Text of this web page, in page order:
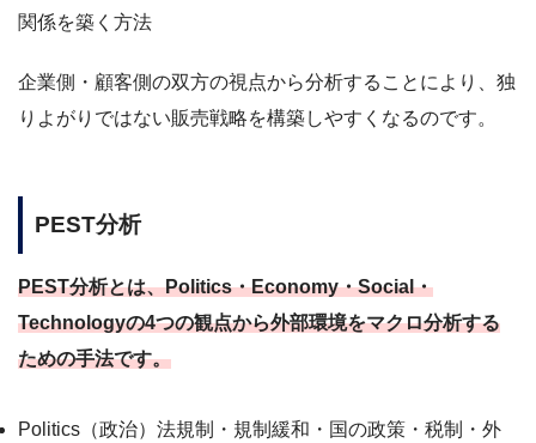
関係を築く方法
企業側・顧客側の双方の視点から分析することにより、独
りよがりではない販売戦略を構築しやすくなるのです。
PEST分析
PEST分析とは、Politics・Economy・Social・
Technologyの4つの観点から外部環境をマクロ分析する
ための手法です。
Politics（政治）法規制・規制緩和・国の政策・税制・外